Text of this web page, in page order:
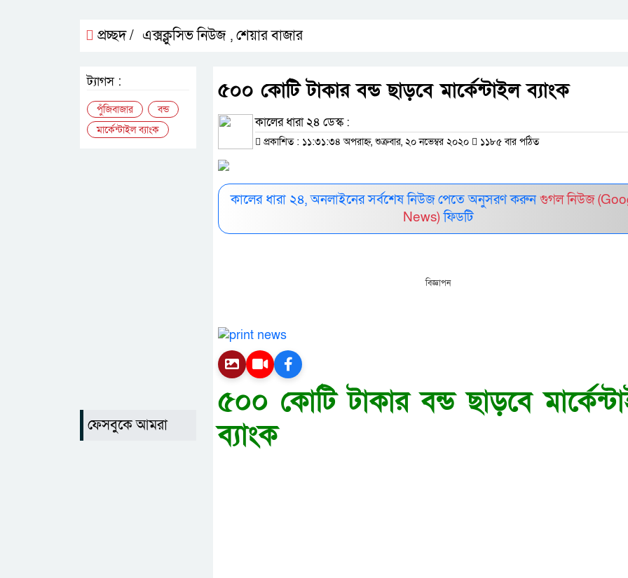
প্রচ্ছদ / এক্সক্লুসিভ নিউজ , শেয়ার বাজার
৫০০ কোটি টাকার বন্ড ছাড়বে মার্কেন্টাইল ব্যাংক
কালের ধারা ২৪ ডেস্ক :
প্রকাশিত : ১১:৩১:৩৪ অপরাহ্ন, শুক্রবার, ২০ নভেম্বর ২০২০ ১১৮৫ বার পঠিত
কালের ধারা ২৪, অনলাইনের সর্বশেষ নিউজ পেতে অনুসরণ করুনগুগল নিউজ
News) ফিডটি
বিজ্ঞাপন
৫০০ কোটি টাকার বন্ড ছাড়বে
ব্যাংক
ট্যাগস :
পুঁজিবাজার
বন্ড
মার্কেন্টাইল ব্যাংক
ফেসবুকে আমরা